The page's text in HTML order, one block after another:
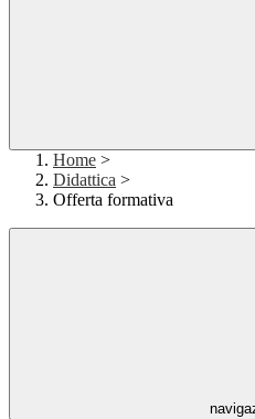
Home >
Didattica >
Offerta formativa